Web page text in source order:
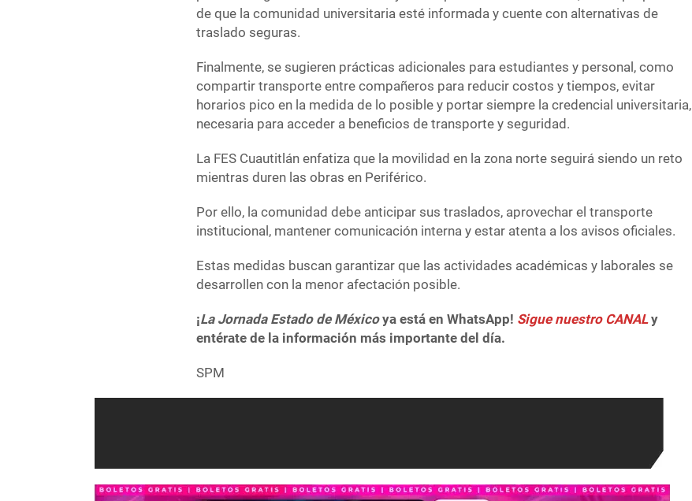
de que la comunidad universitaria esté informada y cuente con alternativas de
traslado seguras.
Finalmente, se sugieren prácticas adicionales para estudiantes y personal, como
compartir transporte entre compañeros para reducir costos y tiempos, evitar
horarios pico en la medida de lo posible y portar siempre la credencial universitaria,
necesaria para acceder a beneficios de transporte y seguridad.
La FES Cuautitlán enfatiza que la movilidad en la zona norte seguirá siendo un reto
mientras duren las obras en Periférico.
Por ello, la comunidad debe anticipar sus traslados, aprovechar el transporte
institucional, mantener comunicación interna y estar atenta a los avisos oficiales.
Estas medidas buscan garantizar que las actividades académicas y laborales se
desarrollen con la menor afectación posible.
¡La Jornada Estado de Méxicoya está en WhatsApp! Sigue nuestro CANALy
entérate de la información más importante del día.
SPM